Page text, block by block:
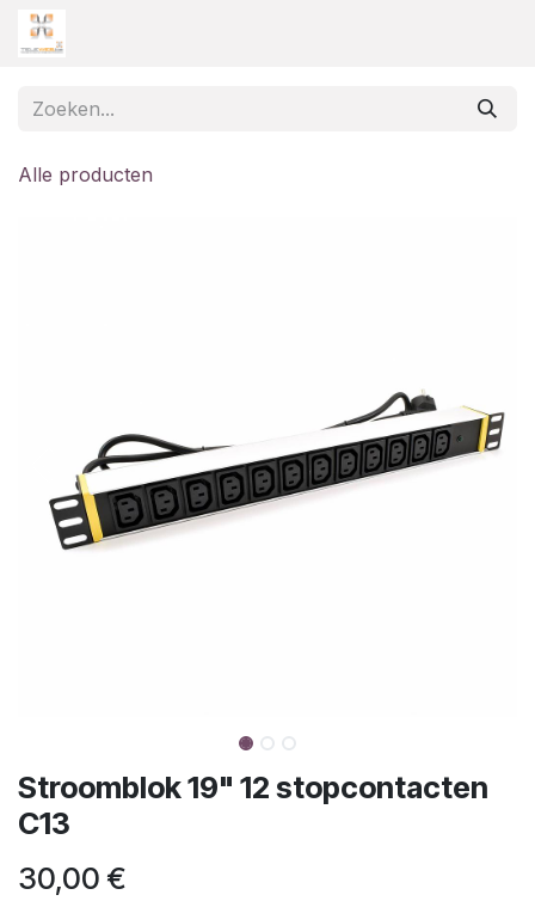
Overslaan naar inhoud
Alle producten
Stroomblok 19" 12 stopcontacten
C13
30,00 €